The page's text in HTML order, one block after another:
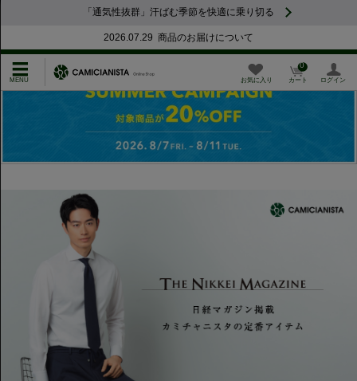
梅雨も真夏も、さらりと快適。COOLMAX
「通気性抜群」汗ばむ季節を快適に乗り切る
CAMICIANISTA公式アプリ サービス終了のお知らせ
2026.07.29 商品のお届けについて
お気に入り カート
0
ログイン